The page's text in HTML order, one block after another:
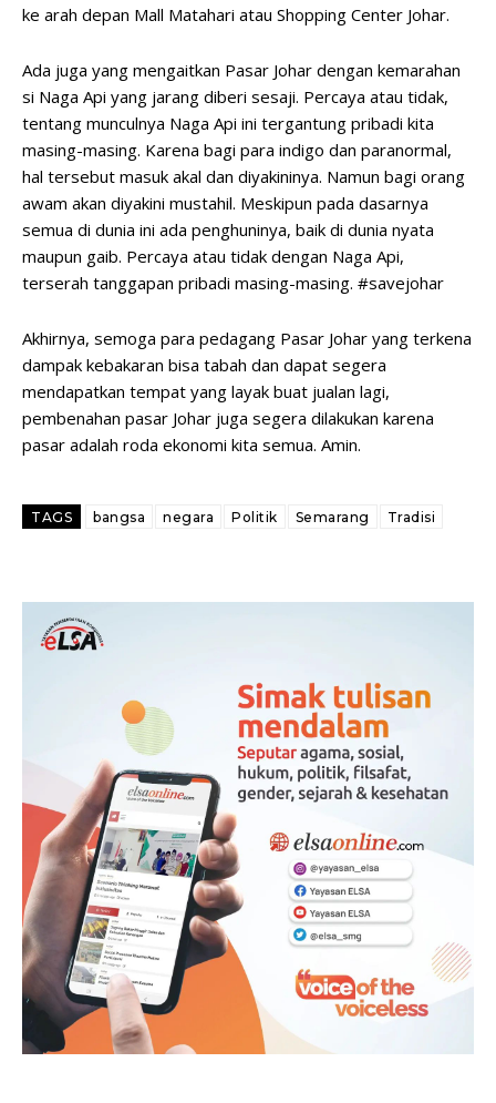
ke arah depan Mall Matahari atau Shopping Center Johar.
Ada juga yang mengaitkan Pasar Johar dengan kemarahan
si Naga Api yang jarang diberi sesaji. Percaya atau tidak,
tentang munculnya Naga Api ini tergantung pribadi kita
masing-masing. Karena bagi para indigo dan paranormal,
hal tersebut masuk akal dan diyakininya. Namun bagi orang
awam akan diyakini mustahil. Meskipun pada dasarnya
semua di dunia ini ada penghuninya, baik di dunia nyata
maupun gaib. Percaya atau tidak dengan Naga Api,
terserah tanggapan pribadi masing-masing. #savejohar
Akhirnya, semoga para pedagang Pasar Johar yang terkena
dampak kebakaran bisa tabah dan dapat segera
mendapatkan tempat yang layak buat jualan lagi,
pembenahan pasar Johar juga segera dilakukan karena
pasar adalah roda ekonomi kita semua. Amin.
TAGS bangsa negara Politik Semarang Tradisi